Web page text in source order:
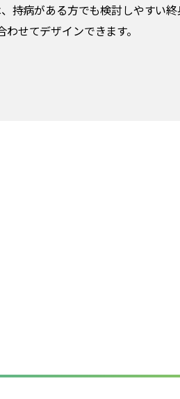
持病がある方でも検討しやすい
せてデザインできます。